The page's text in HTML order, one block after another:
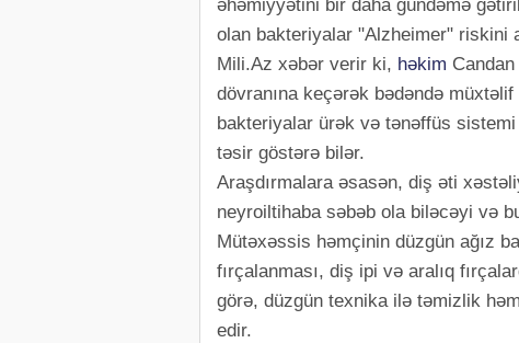
əhəmiyyətini bir daha gündəmə
olan bakteriyalar "Alzheimer" riskini
Mili.Az xəbər verir ki, həkim
dövranına keçərək bədəndə
bakteriyalar ürək və tənəffüs
təsir göstərə bilər.
Araşdırmalara əsasən, diş əti
neyroiltihaba səbəb ola biləcəyi və
Mütəxəssis həmçinin düzgün ağız
fırçalanması, diş ipi və aralıq
görə, düzgün texnika ilə təmizlik
edir.